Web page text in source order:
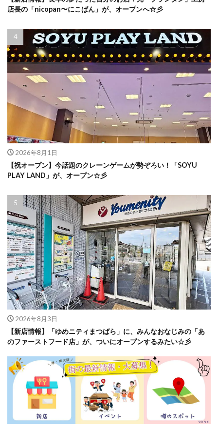
店長の「nicopan〜にこぱん」が、オープンへ☆彡
2026年8月1日
【祝オープン】今話題のクレーンゲームが勢ぞろい！「SOYU
PLAY LAND」が、オープン☆彡
2026年8月3日
【新店情報】「ゆめニティまつばら」に、みんなおなじみの「あ
のファーストフード店」が、ついにオープンするみたい☆彡